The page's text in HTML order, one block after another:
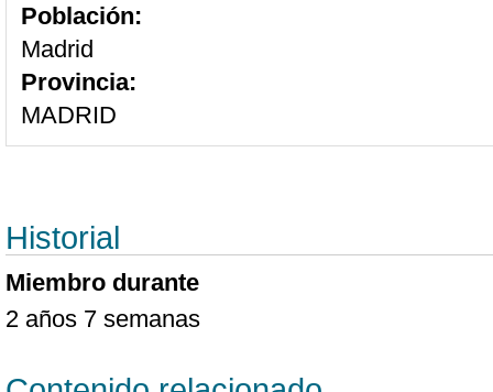
Población:
Madrid
Provincia:
MADRID
Historial
Miembro durante
2 años 7 semanas